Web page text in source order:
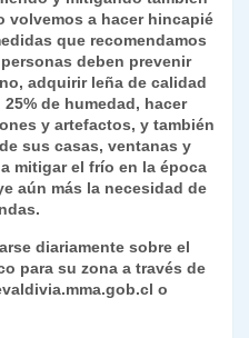
volvemos a hacer hincapié
que recomendamos
deben prevenir
adquirir leña de calidad
de humedad, hacer
y artefactos, y también
sus casas, ventanas y
mitigar el frío en la época
aún más la necesidad de
diariamente sobre el
para su zona a través de
o